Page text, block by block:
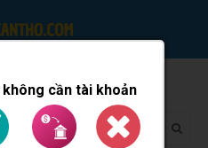
không cần tài khoản